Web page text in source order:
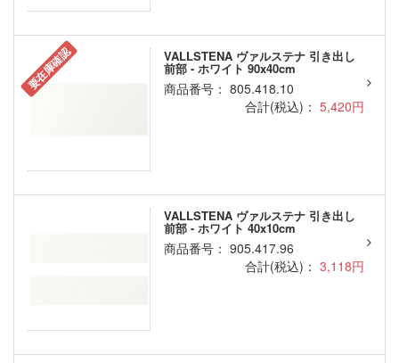
要在庫確認 VALLSTENA ヴァルステナ 引き出し
前部 - ホワイト 90x40cm
商品番号： 805.418.10
合計(税込)： 5,420円
VALLSTENA ヴァルステナ 引き出し
前部 - ホワイト 40x10cm
商品番号： 905.417.96
合計(税込)： 3,118円